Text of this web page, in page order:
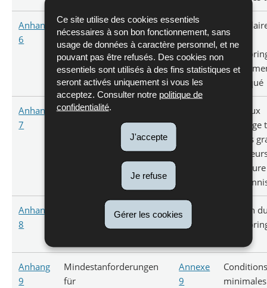
Ce site utilise des cookies essentiels
nécessaires à son bon fonctionnement, sans
usage de données à caractère personnel, et ne
pouvant pas être refusés. Des cookies non
essentiels sont utilisés à des fins statistiques et
seront activés uniquement si vous les
acceptez. Consulter notre politique de
confidentialité.
J'accepte
Je refuse
Gérer les cookies
Anhang
6
Formular CL-6.01
Monitoring Provoziertes
Heulen
Annexe
6.01
provoqué
Anhang
7
Risse von Nutztieren
durch Groβraubtiere -
Entschädigungsprozedur
Animaux
d'élevage
par des
Procédure
Anhang
8
Verwaltung des
Wolfsmonitorings
Annexe
Gestion
Anhang
9
Mindestanforderungen
für
Annexe
9